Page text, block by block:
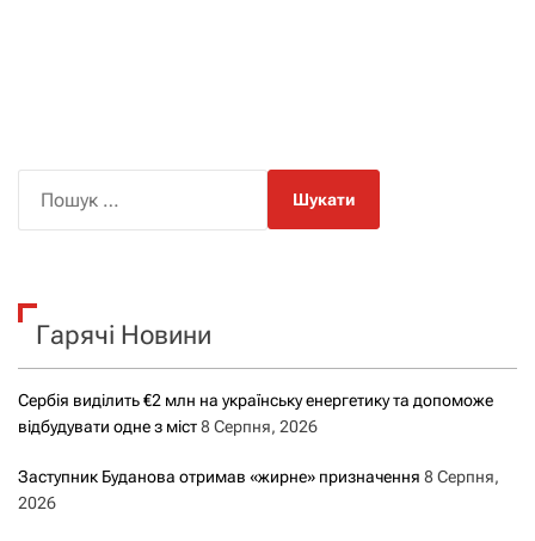
к
Гарячі Новини
Сербія виділить €2 млн на українську енергетику та допоможе
відбудувати одне з міст8 Серпня, 2026
Заступник Буданова отримав «жирне» призначення 8 Серпня,
2026